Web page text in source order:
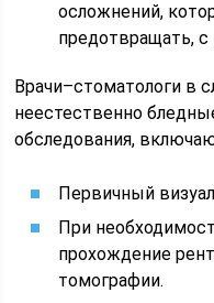
осложнений,
предотвращать,
Врачи–стоматологи в
неестественно
обследования,
Первичный
При
прохождение
томографии.